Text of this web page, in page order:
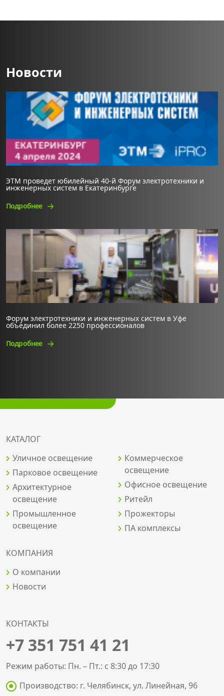
Новости
ЭТМ проведет юбилейный 40-й Форум электротехники и
инженерных систем в Екатеринбурге
Подробнее
Форум электротехники и инженерных систем в Уфе
объединил более 2250 профессионалов
Подробнее
КАТАЛОГ
Уличное освещение
Парковое освещение
Архитектурное
освещение
Промышленное
освещение
Коммерческое
освещение
Офисное освещение
Ритейл
Прожекторы
ПА комплексы
КОМПАНИЯ
О компании
Новости
КОНТАКТЫ
+7 351 751 41 21
Режим работы: Пн. – Пт.: с 8:30 до 17:30
Производство: г. Челябинск, ул. Линейная, 96